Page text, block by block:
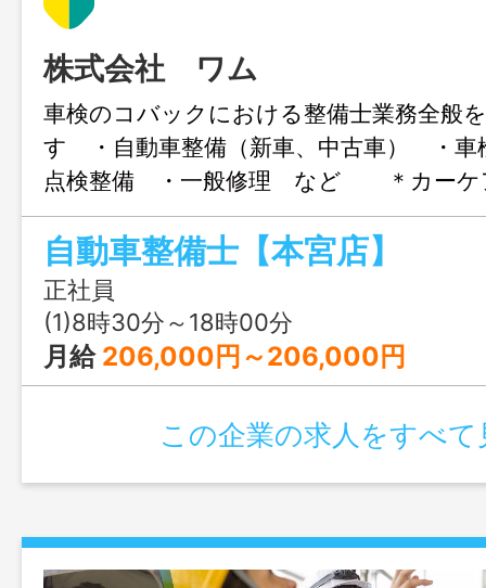
株式会社 ワム
車検のコバックにおける整備士業務全般
す ・自動車整備（新車、中古車） ・
点検整備 ・一般修理 など ＊カーケ
ら足回り、エンジン、車内、ガラスま
ューで一台一台丁寧に仕上げる事を、
います。 「変更範囲：変更なし」
自動車整備士【本宮店】
正社員
(1)8時30分～18時00分
月給 206,000円～206,000円
この企業の求人をすべて